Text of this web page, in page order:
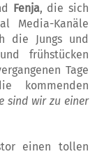
Fenja, die sich
Me­dia-Kanäle
die Jungs und
frühstücken
Tage
kommenden
sind wir zu einer
einen tollen